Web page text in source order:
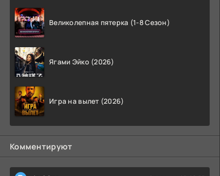
Великолепная пятерка (1-8 Сезон)
Ягами Эйко (2026)
Игра на вылет (2026)
Комментируют